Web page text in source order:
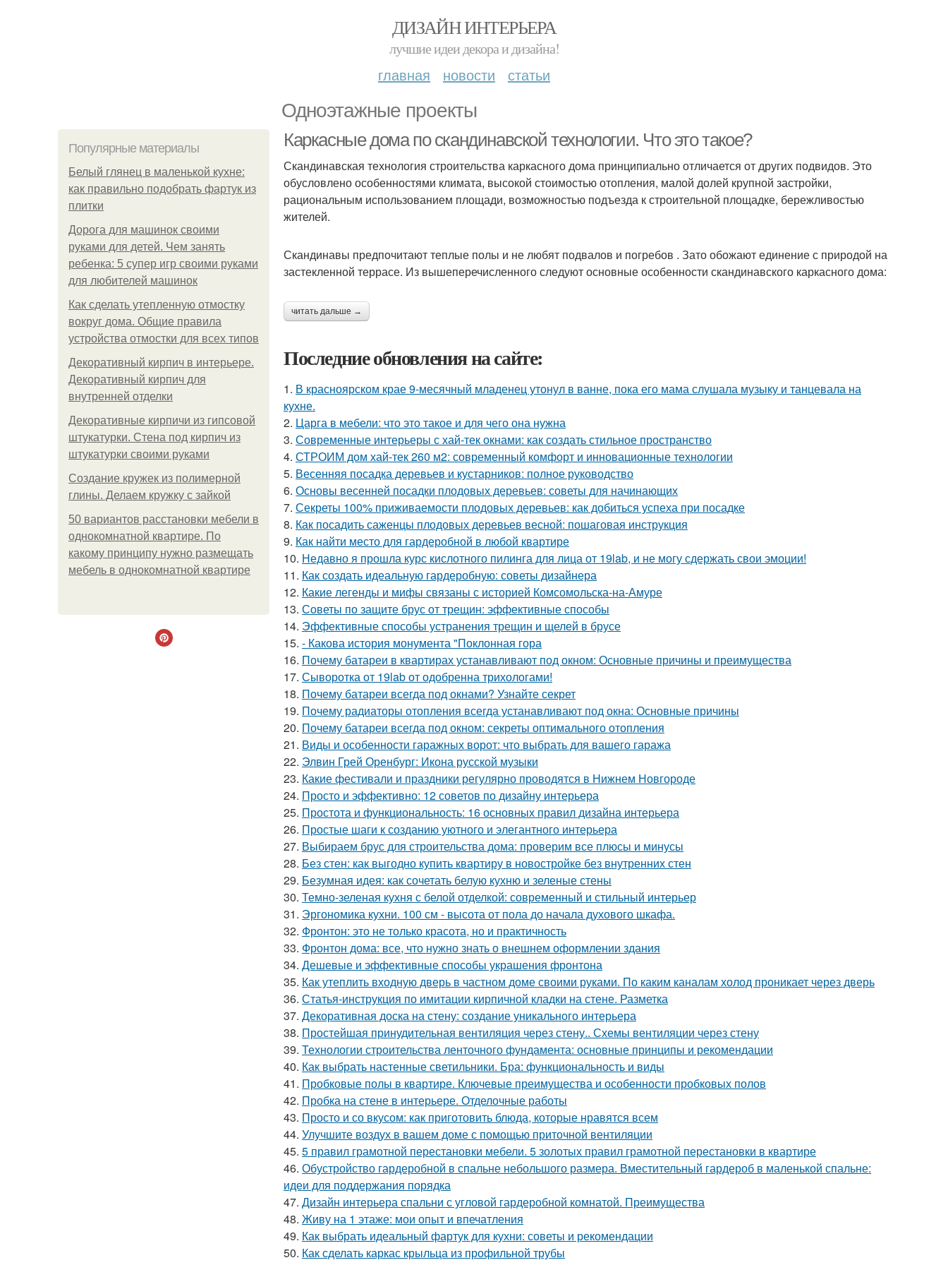
ДИЗАЙН ИНТЕРЬЕРА
лучшие идеи декора и дизайна!
главная новости статьи
Одноэтажные проекты
Популярные материалы
Белый глянец в маленькой кухне:
как правильно подобрать фартук из
плитки
Дорога для машинок своими
руками для детей. Чем занять
ребенка: 5 супер игр своими руками
для любителей машинок
Как сделать утепленную отмостку
вокруг дома. Общие правила
устройства отмостки для всех типов
Декоративный кирпич в интерьере.
Декоративный кирпич для
внутренней отделки
Декоративные кирпичи из гипсовой
штукатурки. Стена под кирпич из
штукатурки своими руками
Создание кружек из полимерной
глины. Делаем кружку с зайкой
50 вариантов расстановки мебели в
однокомнатной квартире. По
какому принципу нужно размещать
мебель в однокомнатной квартире
Каркасные дома по скандинавской технологии. Что это такое?
Скандинавская технология строительства каркасного дома принципиально отличается от других подвидов. Это
обусловлено особенностями климата, высокой стоимостью отопления, малой долей крупной застройки,
рациональным использованием площади, возможностью подъезда к строительной площадке, бережливостью
жителей.
Скандинавы предпочитают теплые полы и не любят подвалов и погребов . Зато обожают единение с природой на
застекленной террасе. Из вышеперечисленного следуют основные особенности скандинавского каркасного дома:
читать дальше →
Последние обновления на сайте:
1. В красноярском крае 9-месячный младенец утонул в ванне, пока его мама слушала музыку и танцевала на
кухне.
2. Царга в мебели: что это такое и для чего она нужна
3. Современные интерьеры с хай-тек окнами: как создать стильное пространство
4. СТРОИМ дом хай-тек 260 м2: современный комфорт и инновационные технологии
5. Весенняя посадка деревьев и кустарников: полное руководство
6. Основы весенней посадки плодовых деревьев: советы для начинающих
7. Секреты 100% приживаемости плодовых деревьев: как добиться успеха при посадке
8. Как посадить саженцы плодовых деревьев весной: пошаговая инструкция
9. Как найти место для гардеробной в любой квартире
10. Недавно я прошла курс кислотного пилинга для лица от 19lab, и не могу сдержать свои эмоции!
11. Как создать идеальную гардеробную: советы дизайнера
12. Какие легенды и мифы связаны с историей Комсомольска-на-Амуре
13. Советы по защите брус от трещин: эффективные способы
14. Эффективные способы устранения трещин и щелей в брусе
15. - Какова история монумента "Поклонная гора
16. Почему батареи в квартирах устанавливают под окном: Основные причины и преимущества
17. Сыворотка от 19lab от одобренна трихологами!
18. Почему батареи всегда под окнами? Узнайте секрет
19. Почему радиаторы отопления всегда устанавливают под окна: Основные причины
20. Почему батареи всегда под окном: секреты оптимального отопления
21. Виды и особенности гаражных ворот: что выбрать для вашего гаража
22. Элвин Грей Оренбург: Икона русской музыки
23. Какие фестивали и праздники регулярно проводятся в Нижнем Новгороде
24. Просто и эффективно: 12 советов по дизайну интерьера
25. Простота и функциональность: 16 основных правил дизайна интерьера
26. Простые шаги к созданию уютного и элегантного интерьера
27. Выбираем брус для строительства дома: проверим все плюсы и минусы
28. Без стен: как выгодно купить квартиру в новостройке без внутренних стен
29. Безумная идея: как сочетать белую кухню и зеленые стены
30. Темно-зеленая кухня с белой отделкой: современный и стильный интерьер
31. Эргономика кухни. 100 см - высота от пола до начала духового шкафа.
32. Фронтон: это не только красота, но и практичность
33. Фронтон дома: все, что нужно знать о внешнем оформлении здания
34. Дешевые и эффективные способы украшения фронтона
35. Как утеплить входную дверь в частном доме своими руками. По каким каналам холод проникает через дверь
36. Статья-инструкция по имитации кирпичной кладки на стене. Разметка
37. Декоративная доска на стену: создание уникального интерьера
38. Простейшая принудительная вентиляция через стену.. Схемы вентиляции через стену
39. Технологии строительства ленточного фундамента: основные принципы и рекомендации
40. Как выбрать настенные светильники. Бра: функциональность и виды
41. Пробковые полы в квартире. Ключевые преимущества и особенности пробковых полов
42. Пробка на стене в интерьере. Отделочные работы
43. Просто и со вкусом: как приготовить блюда, которые нравятся всем
44. Улучшите воздух в вашем доме с помощью приточной вентиляции
45. 5 правил грамотной перестановки мебели. 5 золотых правил грамотной перестановки в квартире
46. Обустройство гардеробной в спальне небольшого размера. Вместительный гардероб в маленькой спальне:
идеи для поддержания порядка
47. Дизайн интерьера спальни с угловой гардеробной комнатой. Преимущества
48. Живу на 1 этаже: мои опыт и впечатления
49. Как выбрать идеальный фартук для кухни: советы и рекомендации
50. Как сделать каркас крыльца из профильной трубы